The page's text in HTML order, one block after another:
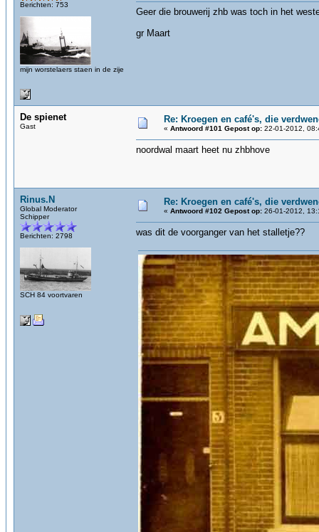
Berichten: 753
mijn worstelaers staen in de zije
Geer die brouwerij zhb was toch in het
gr Maart
De spienet
Gast
Re: Kroegen en café's, die
« Antwoord #101 Gepost op: 22-01-2012,
noordwal maart heet nu zhbhove
Rinus.N
Global Moderator
Schipper
Berichten: 2798
SCH 84 voortvaren
Re: Kroegen en café's, die
« Antwoord #102 Gepost op: 26-01-2012,
was dit de voorganger van het stalletje??